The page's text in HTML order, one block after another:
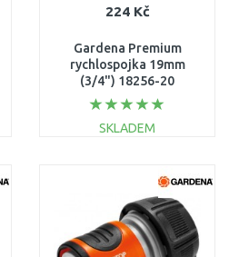
224 Kč
Gardena Premium
rychlospojka 19mm
(3/4") 18256-20
SKLADEM
Porovnat